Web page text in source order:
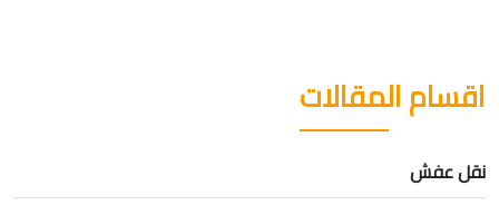
اقسام المقالات
نقل عفش